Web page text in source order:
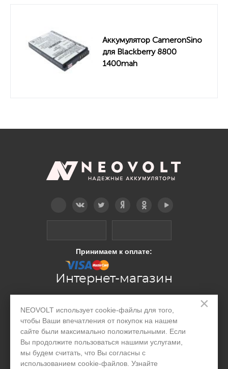
×
NEOVOLT использует cookie-файлы для того,
чтобы Ваши впечатления от покупок на нашем
сайте были максимально положительными. Если
Вы продолжите пользоваться нашими услугами,
мы будем считать, что Вы согласны с
использованием cookie-файлов. Узнайте
Аккумулятор CameronSino
для Blackberry 8800
1400mah
Принимаем к оплате:
Интернет-магазин
Производство
Организациям
Акции и скидки
Блог